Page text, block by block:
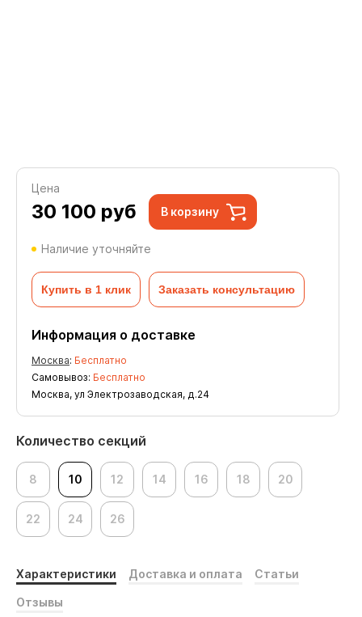
Количество секций
8 10 12 14 16 18 20
22 24 26
Цена
30 100 руб В корзину
Наличие уточняйте
Купить в 1 клик Заказать консультацию
Информация о доставке
Москва: Бесплатно
Самовывоз: Бесплатно
Москва, ул Электрозаводская, д.24
Характеристики Доставка и оплата Статьи
Отзывы